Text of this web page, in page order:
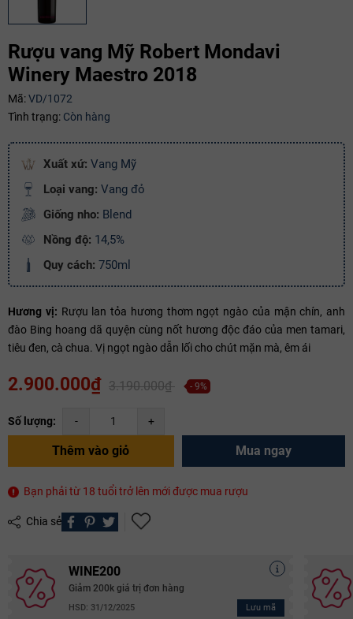
Rượu vang Mỹ Robert Mondavi
Winery Maestro 2018
Mã:VD/1072
Tình trạng: Còn hàng
Xuất xứ: Vang Mỹ
Loại vang: Vang đỏ
Giống nho: Blend
Nồng độ: 14,5%
Quy cách: 750ml
Hương vị: Rượu lan tỏa hương thơm ngọt ngào của mận chín, anh
đào Bing hoang dã quyện cùng nốt hương độc đáo của men tamari,
tiêu đen, cà chua. Vị ngọt ngào dẫn lối cho chút mặn mà, êm ái
2.900.000₫ 3.190.000₫ - 9%
Số lượng: - +
Thêm vào giỏ Mua ngay
Bạn phải từ 18 tuổi trở lên mới được mua rượu
Chia sẻ
WINE200
Giảm 200k giá trị đơn hàng
HSD: 31/12/2025 Lưu mã
Mã giảm giá:
Ngày hết hạn:
Điều kiện:
Copy mã và nhập mã ở trangTHANH TOÁN